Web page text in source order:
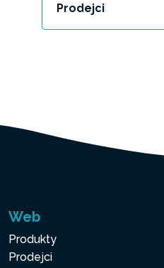
Prodejci
Web
Produkty
Prodejci